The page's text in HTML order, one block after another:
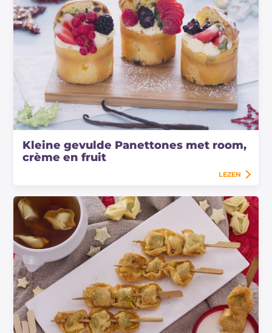
Kleine gevulde Panettones met room,
crème en fruit
LEZEN